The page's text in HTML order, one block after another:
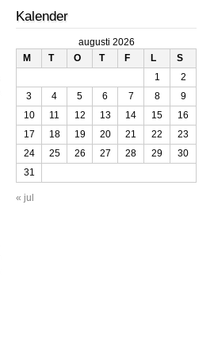
Kalender
augusti 2026
M
T O T F L
S
1
2
3
4 5 6 7 8
9
10
11 12 13 14 15
16
17
18 19 20 21 22
23
24
25 26 27 28 29
30
31
« jul